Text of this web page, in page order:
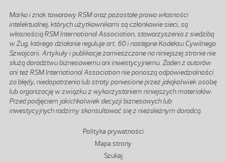
Marka i znak towarowy RSM oraz pozostałe prawa własności
intelektualnej, których użytkownikami są członkowie sieci, są
własnością RSM International Association, stowarzyszenia z siedzibą
w Zug, którego działanie reguluje art. 60 i następne Kodeksu Cywilnego
Szwajcarii. Artykuły i publikacje zamieszczone na niniejszej stronie nie
służą doradztwu biznesowemu ani inwestycyjnemu. Żaden z autorów
ani też RSM International Association nie ponoszą odpowiedzialności
za błędy, niedopatrzenia lub straty poniesione przez jakąkolwiek osobę
lub organizację w związku z wykorzystaniem niniejszych materiałów.
Przed podjęciem jakichkolwiek decyzji biznesowych lub
inwestycyjnych radzimy skonsultować się z niezależnym doradcą.
Polityka prywatności
Mapa strony
Szukaj